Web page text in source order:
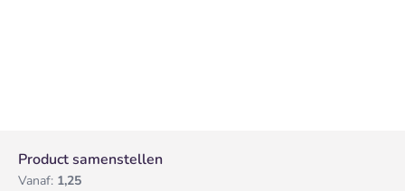
Product samenstellen
Vanaf: 1,25